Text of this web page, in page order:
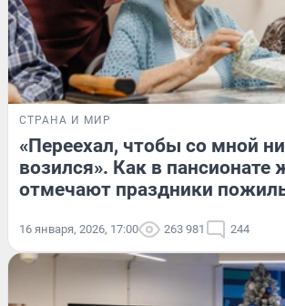
СТРАНА И МИР
«Переехал, чтобы со мной
возился». Как в пансионате
отмечают праздники
16 января, 2026, 17:00 263 981 244